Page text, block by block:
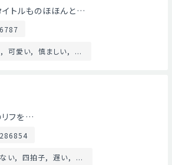
イトルものほほんと…
可愛い 慎ましい ...
フを…
286854
い 四拍子 遅い ...